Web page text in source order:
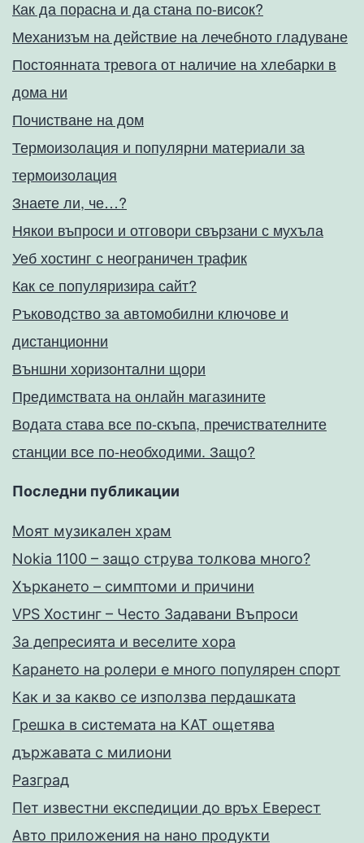
Как да порасна и да стана по-висок?
Механизъм на действие на лечебното гладуване
Постоянната тревога от наличие на хлебарки в
дома ни
Почистване на дом
Термоизолация и популярни материали за
термоизолация
Знаете ли, че…?
Някои въпроси и отговори свързани с мухъла
Уеб хостинг с неограничен трафик
Как се популяризира сайт?
Ръководство за автомобилни ключове и
дистанционни
Външни хоризонтални щори
Предимствата на онлайн магазините
Водата става все по-скъпа, пречиствателните
станции все по-необходими. Защо?
Последни публикации
Моят музикален храм
Nokia 1100 – защо струва толкова много?
Хъркането – симптоми и причини
VPS Хостинг – Често Задавани Въпроси
За депресията и веселите хора
Карането на ролери е много популярен спорт
Как и за какво се използва пердашката
Грешка в системата на КАТ ощетява
държавата с милиони
Разград
Пет известни експедиции до връх Еверест
Авто приложения на нано продукти